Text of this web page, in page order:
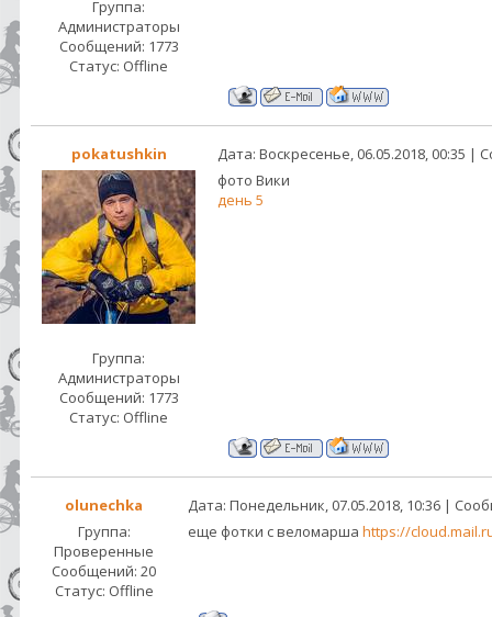
Группа:
Администраторы
Сообщений: 1773
Статус: Offline
pokatushkin Дата: Воскресенье, 06.05.2018, 00:35 |
Группа:
Администраторы
Сообщений: 1773
Статус: Offline
фото Вики
день 5
olunechka
Дата: Понедельник, 07.05.2018, 10:36 |
Группа:
Проверенные
Сообщений: 20
Статус: Offline
еще фотки с веломарша https://